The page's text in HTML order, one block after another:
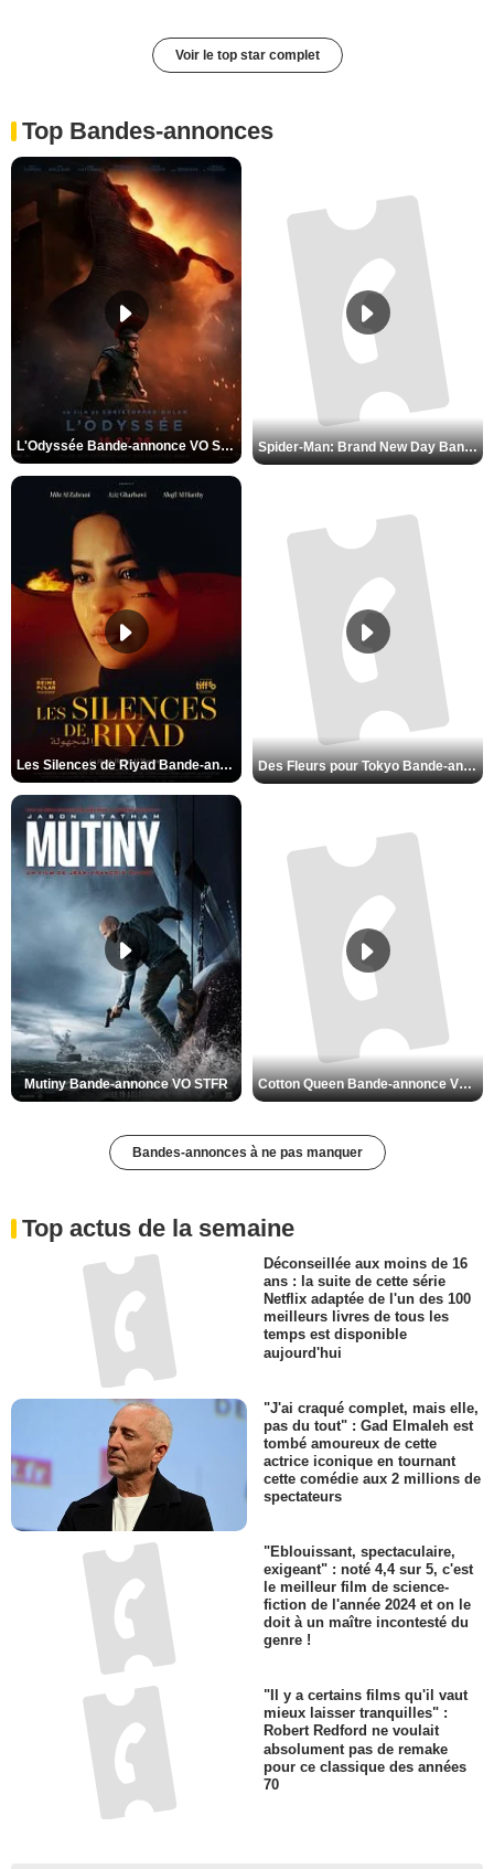
Voir le top star complet
Top Bandes-annonces
L'Odyssée Bande-annonce VO STFR Spider-Man: Brand New Day Bande-annonce VO STFR
Les Silences de Riyad Bande-annonce VO STFR Des Fleurs pour Tokyo Bande-annonce VO STFR
Mutiny Bande-annonce VO STFR Cotton Queen Bande-annonce VO STFR
Bandes-annonces à ne pas manquer
Top actus de la semaine
Déconseillée aux moins de 16
ans : la suite de cette série
Netflix adaptée de l'un des 100
meilleurs livres de tous les
temps est disponible
aujourd'hui
"J'ai craqué complet, mais elle,
pas du tout" : Gad Elmaleh est
tombé amoureux de cette
actrice iconique en tournant
cette comédie aux 2 millions de
spectateurs
"Eblouissant, spectaculaire,
exigeant" : noté 4,4 sur 5, c'est
le meilleur film de science-
fiction de l'année 2024 et on le
doit à un maître incontesté du
genre !
"Il y a certains films qu'il vaut
mieux laisser tranquilles" :
Robert Redford ne voulait
absolument pas de remake
pour ce classique des années
70